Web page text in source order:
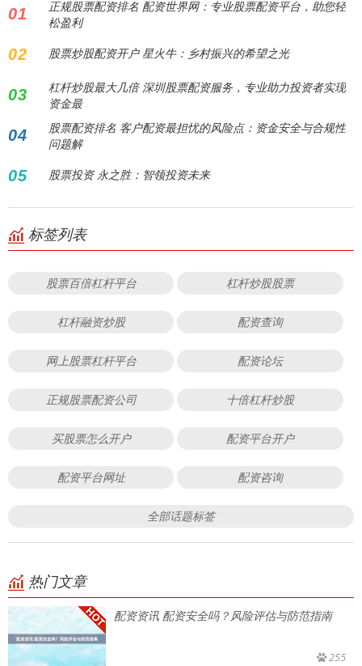
01
正规股票配资排名 配资世界网：专业股票配资平台，助您轻
松盈利
02 股票炒股配资开户 星火牛：乡村振兴的希望之光
03
杠杆炒股最大几倍 深圳股票配资服务，专业助力投资者实现
资金最
04
股票配资排名 客户配资最担忧的风险点：资金安全与合规性
问题解
05 股票投资 永之胜：智领投资未来
标签列表
股票百倍杠杆平台 杠杆炒股股票
杠杆融资炒股 配资查询
网上股票杠杆平台 配资论坛
正规股票配资公司 十倍杠杆炒股
买股票怎么开户 配资平台开户
配资平台网址 配资咨询
全部话题标签
热门文章
配资资讯 配资安全吗？风险评估与防范指南
255